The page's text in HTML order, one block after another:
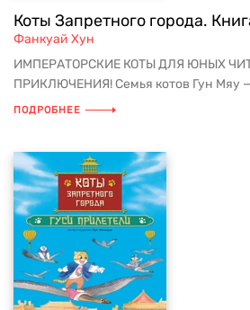
Коты Запретного города.
Фанкуай Хун
ИМПЕРАТОРСКИЕ КОТЫ ДЛЯ ЮНЫХ
ПРИКЛЮЧЕНИЯ! Семья котов Гун Мяу
ПОДРОБНЕЕ